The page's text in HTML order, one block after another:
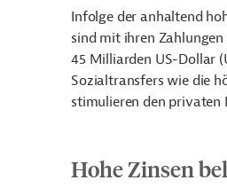
Infolge der anhaltend
sind mit ihren
45 Milliarden US-Dollar
Sozialtransfers wie die
stimulieren den privaten
Hohe Zinsen